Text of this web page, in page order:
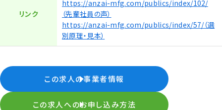
リンク
https://anzai-mfg.com/publics/index/102/
（先輩社員の声）
https://anzai-mfg.com/publics/index/57/（選
別原理・見本）
この求人の事業者情報
この求人へのお申し込み方法